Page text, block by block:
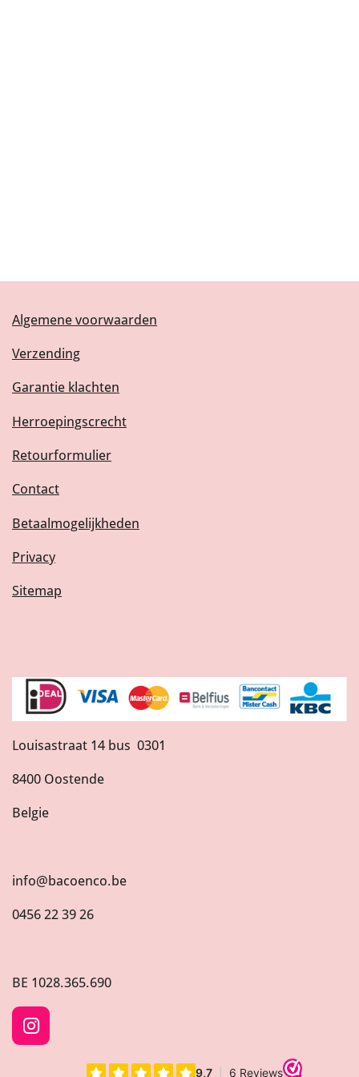
Algemene voorwaarden
Verzending
Garantie klachten
Herroepingscrecht
Retourformulier
Contact
Betaalmogelijkheden
Privacy
Sitemap
Louisastraat 14 bus 0301
8400 Oostende
Belgie
info@bacoenco.be
0456 22 39 26
BE 1028.365.690
I
n